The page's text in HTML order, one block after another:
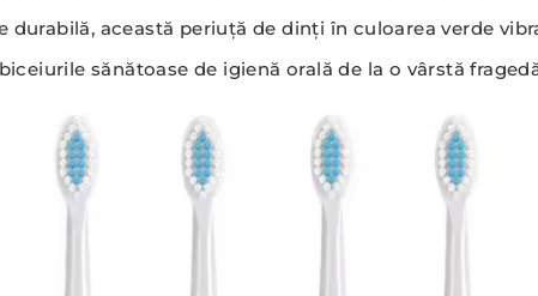
durabilă, această periuță de dinți în culoarea verde
sănătoase de igienă orală de la o vârstă